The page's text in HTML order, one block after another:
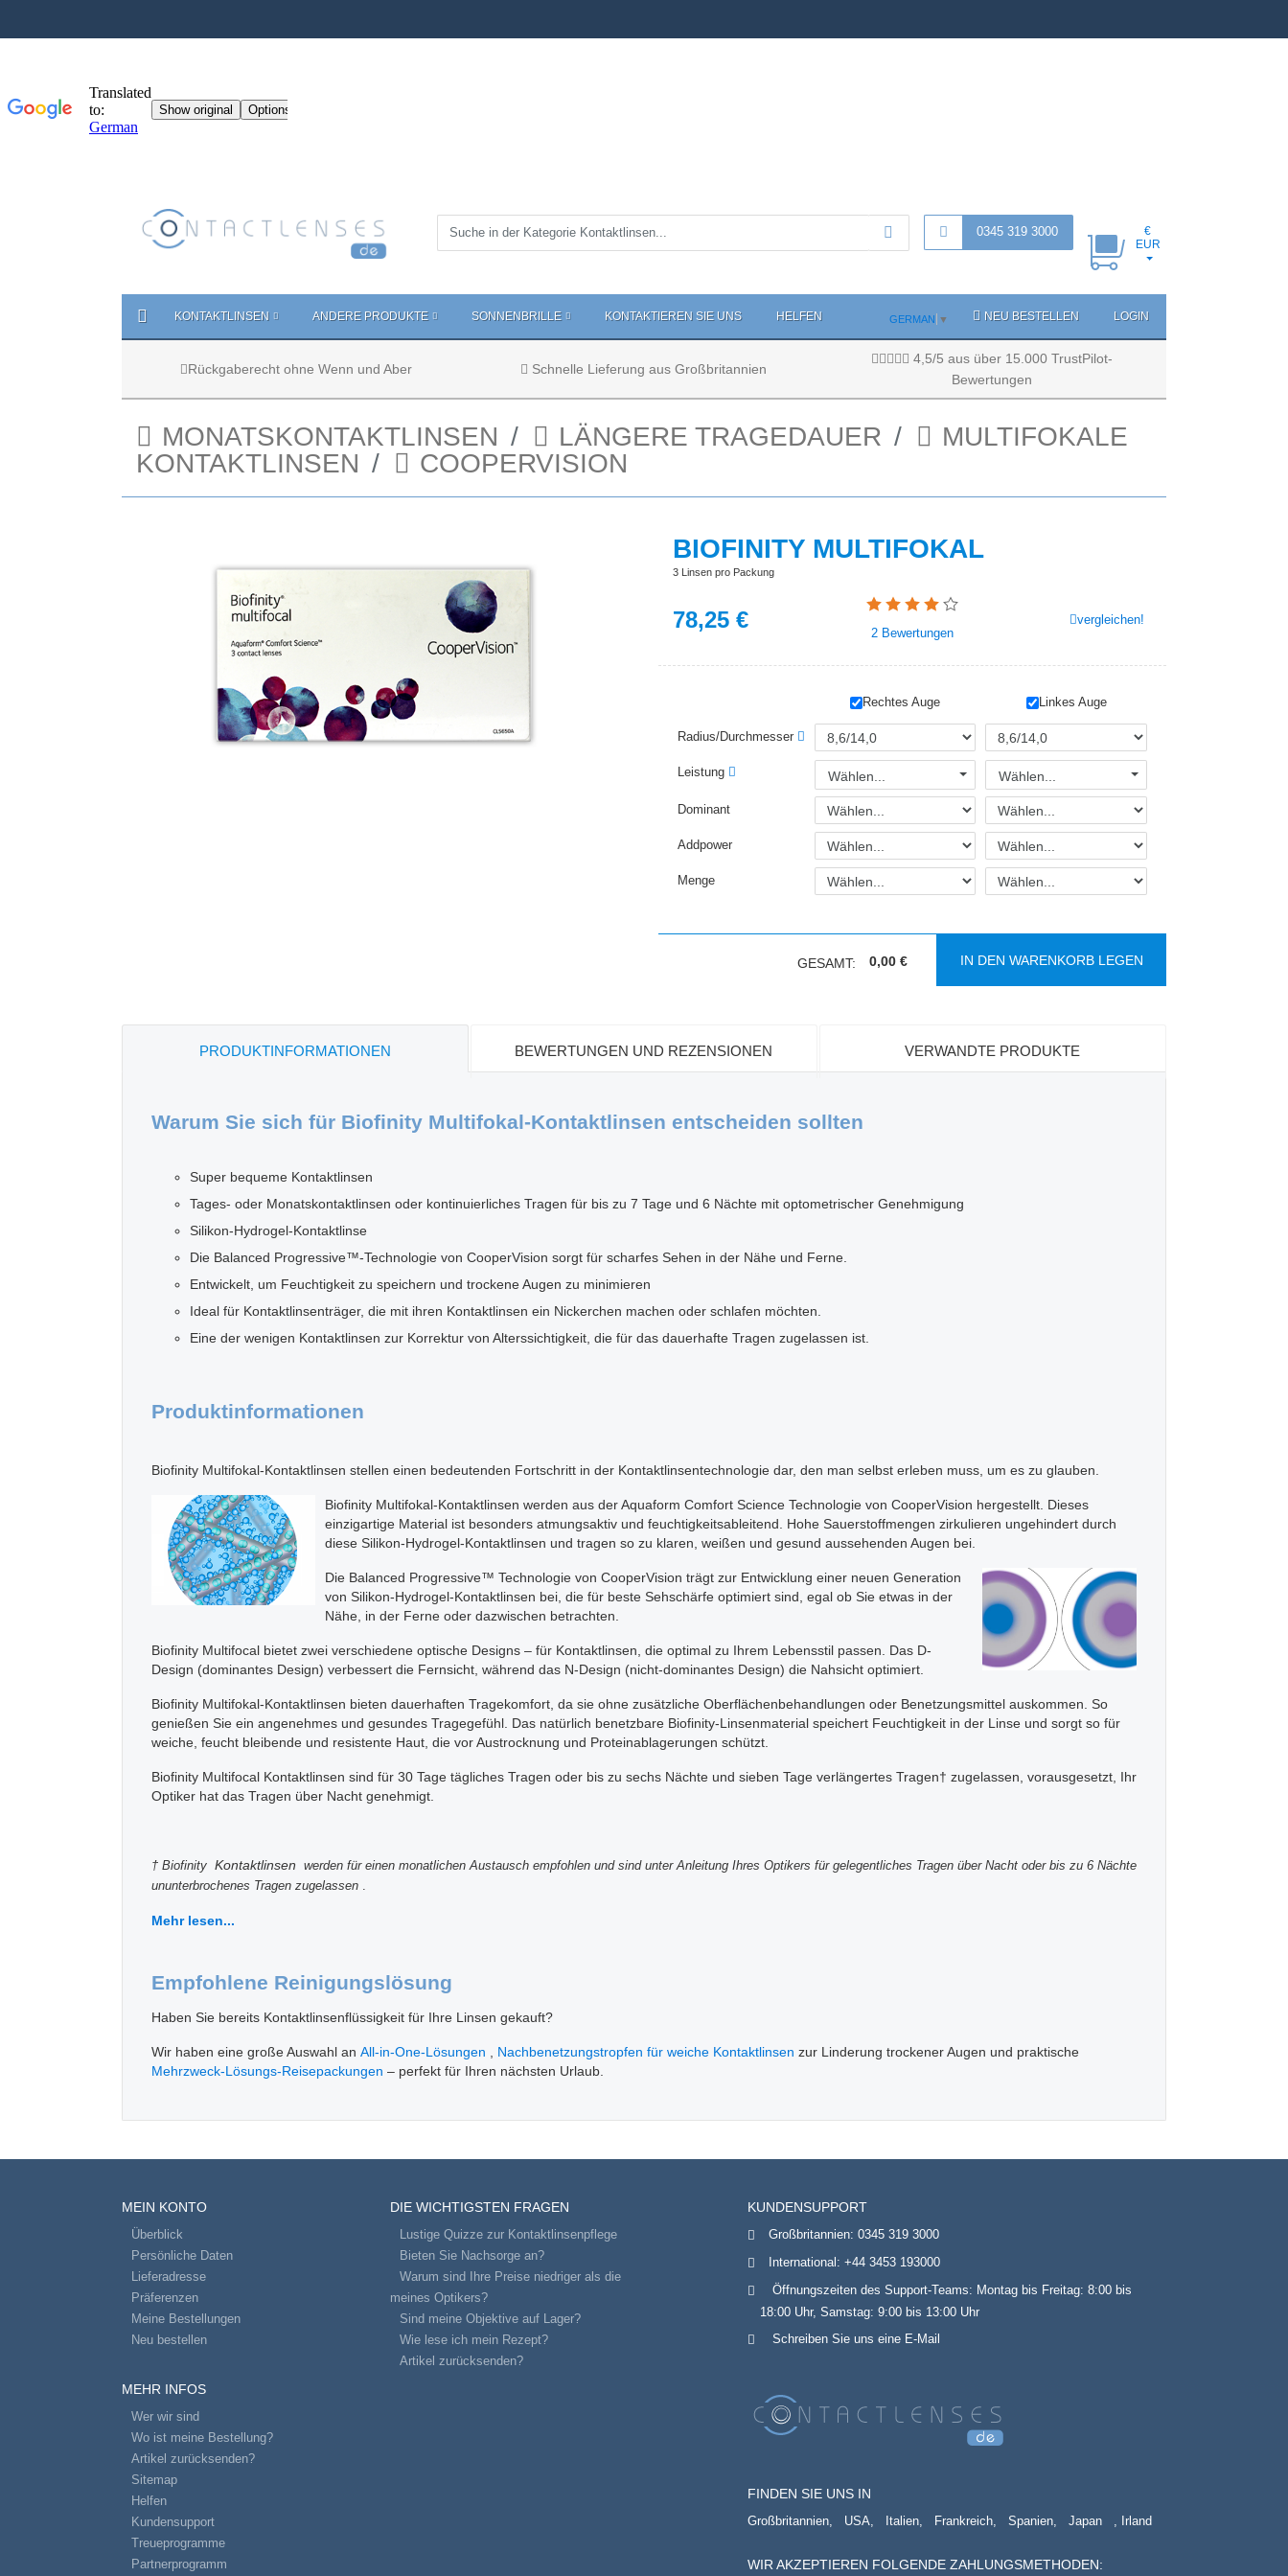
0345 319 3000
€
EUR
KONTAKTLINSEN ANDERE PRODUKTE SONNENBRILLE KONTAKTIEREN SIE UNS HELFEN GERMAN ▼ NEU BESTELLEN LOGIN
Rückgaberecht ohne Wenn und Aber Schnelle Lieferung aus Großbritannien
4,5/5 aus über 15.000 TrustPilot-
Bewertungen
MONATSKONTAKTLINSEN LÄNGERE TRAGEDAUER
MULTIFOKALE
KONTAKTLINSEN
COOPERVISION
BIOFINITY MULTIFOKAL
3 Linsen pro Packung
78,25 €
2 Bewertungen
vergleichen!
Rechtes Auge Linkes Auge
Radius/Durchmesser
Leistung Wählen... Wählen...
Dominant
Addpower
Menge
GESAMT: 0,00 € IN DEN WARENKORB LEGEN
PRODUKTINFORMATIONEN BEWERTUNGEN UND REZENSIONEN VERWANDTE PRODUKTE
Warum Sie sich für Biofinity Multifokal-Kontaktlinsen entscheiden sollten
Super bequeme Kontaktlinsen
Tages- oder Monatskontaktlinsen oder kontinuierliches Tragen für bis zu 7 Tage und 6 Nächte mit optometrischer Genehmigung
Silikon-Hydrogel-Kontaktlinse
Die Balanced Progressive™-Technologie von CooperVision sorgt für scharfes Sehen in der Nähe und Ferne.
Entwickelt, um Feuchtigkeit zu speichern und trockene Augen zu minimieren
Ideal für Kontaktlinsenträger, die mit ihren Kontaktlinsen ein Nickerchen machen oder schlafen möchten.
Eine der wenigen Kontaktlinsen zur Korrektur von Alterssichtigkeit, die für das dauerhafte Tragen zugelassen ist.
Produktinformationen
Biofinity Multifokal-Kontaktlinsen stellen einen bedeutenden Fortschritt in der Kontaktlinsentechnologie dar, den man selbst erleben muss, um es zu glauben.
Biofinity Multifokal-Kontaktlinsen werden aus der Aquaform Comfort Science Technologie von CooperVision hergestellt. Dieses
einzigartige Material ist besonders atmungsaktiv und feuchtigkeitsableitend. Hohe Sauerstoffmengen zirkulieren ungehindert durch
diese Silikon-Hydrogel-Kontaktlinsen und tragen so zu klaren, weißen und gesund aussehenden Augen bei.
Die Balanced Progressive™ Technologie von CooperVision trägt zur Entwicklung einer neuen Generation
von Silikon-Hydrogel-Kontaktlinsen bei, die für beste Sehschärfe optimiert sind, egal ob Sie etwas in der
Nähe, in der Ferne oder dazwischen betrachten.
Biofinity Multifocal bietet zwei verschiedene optische Designs – für Kontaktlinsen, die optimal zu Ihrem Lebensstil passen. Das D-
Design (dominantes Design) verbessert die Fernsicht, während das N-Design (nicht-dominantes Design) die Nahsicht optimiert.
Biofinity Multifokal-Kontaktlinsen bieten dauerhaften Tragekomfort, da sie ohne zusätzliche Oberflächenbehandlungen oder Benetzungsmittel auskommen. So
genießen Sie ein angenehmes und gesundes Tragegefühl. Das natürlich benetzbare Biofinity-Linsenmaterial speichert Feuchtigkeit in der Linse und sorgt so für
weiche, feucht bleibende und resistente Haut, die vor Austrocknung und Proteinablagerungen schützt.
Biofinity Multifocal Kontaktlinsen sind für 30 Tage tägliches Tragen oder bis zu sechs Nächte und sieben Tage verlängertes Tragen† zugelassen, vorausgesetzt, Ihr
Optiker hat das Tragen über Nacht genehmigt.
† Biofinity Kontaktlinsen werden für einen monatlichen Austausch empfohlen und sind unter Anleitung Ihres Optikers für gelegentliches Tragen über Nacht oder bis zu 6 Nächte
ununterbrochenes Tragen zugelassen .
Mehr lesen...
Empfohlene Reinigungslösung
Haben Sie bereits Kontaktlinsenflüssigkeit für Ihre Linsen gekauft?
Wir haben eine große Auswahl an All-in-One-Lösungen , Nachbenetzungstropfen für weiche Kontaktlinsen zur Linderung trockener Augen und praktische
Mehrzweck-Lösungs-Reisepackungen – perfekt für Ihren nächsten Urlaub.
MEIN KONTO
Überblick
Persönliche Daten
Lieferadresse
Präferenzen
Meine Bestellungen
Neu bestellen
MEHR INFOS
Wer wir sind
Wo ist meine Bestellung?
Artikel zurücksenden?
Sitemap
Helfen
Kundensupport
Treueprogramme
Partnerprogramm
DIE WICHTIGSTEN FRAGEN
Lustige Quizze zur Kontaktlinsenpflege
Bieten Sie Nachsorge an?
Warum sind Ihre Preise niedriger als die
meines Optikers?
Sind meine Objektive auf Lager?
Wie lese ich mein Rezept?
Artikel zurücksenden?
KUNDENSUPPORT
Großbritannien:0345 319 3000
International:+44 3453 193000
Öffnungszeiten des Support-Teams: Montag bis Freitag: 8:00 bis
18:00 Uhr, Samstag: 9:00 bis 13:00 Uhr
Schreiben Sie uns eine E-Mail
FINDEN SIE UNS IN
Großbritannien, USA, Italien, Frankreich, Spanien, Japan , Irland
WIR AKZEPTIEREN FOLGENDE ZAHLUNGSMETHODEN: